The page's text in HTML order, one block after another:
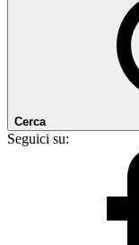
Cerca
Seguici su: